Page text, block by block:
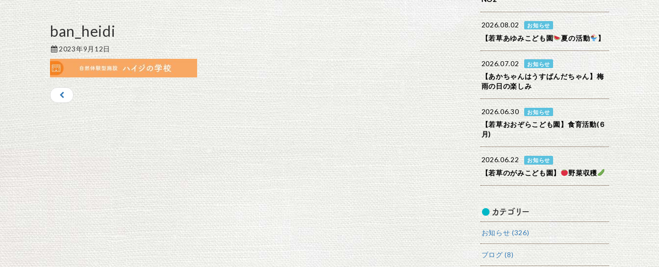
ban_heidi
2023年9月12日
2026.08.02 お知らせ
【若草あゆみこども園 夏の活動 】
2026.07.02 お知らせ
【あかちゃんはうすぱんだちゃん】梅
雨の日の楽しみ
2026.06.30 お知らせ
【若草おおぞらこども園】食育活動(６
月)
2026.06.22 お知らせ
【若草のがみこども園】 野菜収穫
カテゴリー
お知らせ (326)
ブログ (8)